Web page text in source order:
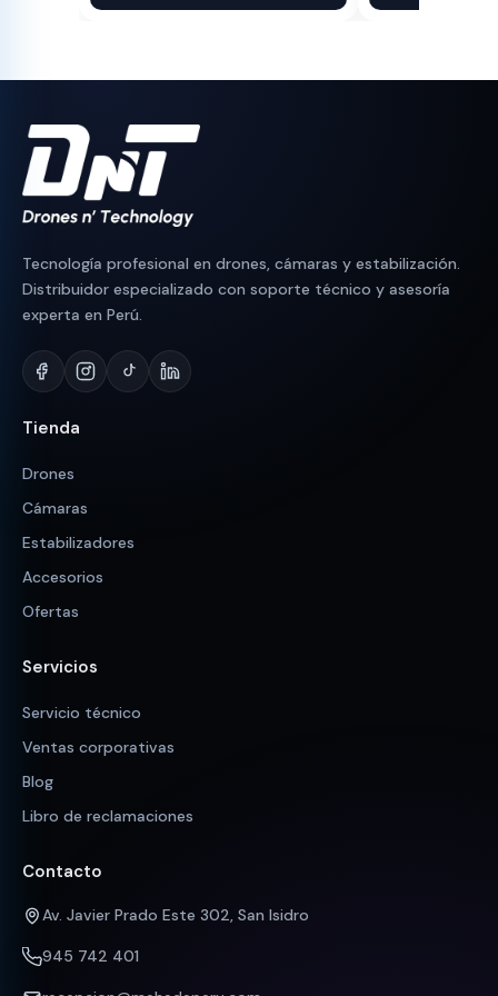
original
actual
original
actual
Tecnología profesional en drones, cámaras y estabilización.
Distribuidor especializado con soporte técnico y asesoría
experta en Perú.
Tienda
Drones
Cámaras
Estabilizadores
Accesorios
Ofertas
Servicios
Servicio técnico
Ventas corporativas
Blog
Libro de reclamaciones
Contacto
Av. Javier Prado Este 302, San Isidro
945 742 401